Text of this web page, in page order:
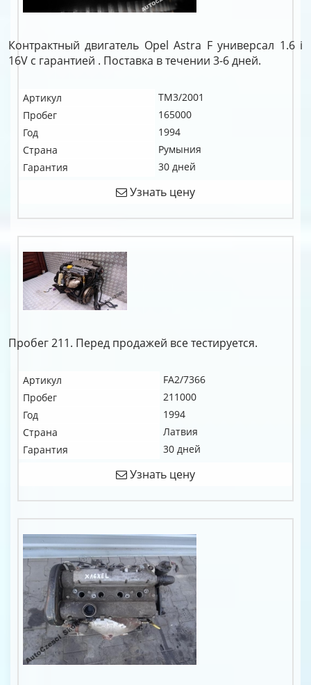
Контрактный двигатель Opel Astra F универсал 1.6 i
16V c гарантией . Поставка в течении 3-6 дней.
Артикул
TM3/2001
Пробег
165000
Год
1994
Страна
Румыния
Гарантия
30 дней
Узнать цену
Пробег 211. Перед продажей все тестируется.
Артикул
FA2/7366
Пробег
211000
Год
1994
Страна
Латвия
Гарантия
30 дней
Узнать цену